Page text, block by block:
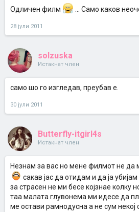
Одличен филм ... Само каков
28 јули 2011
solzuska
Истакнат член
само шо го изгледав, преубав е.
30 јули 2011
Butterfly-itgirl4s
Истакнат член
Незнам за вас но мене филмот не да
сакав јас да отидам и да ја
за страсен не ми бесе којзнае колку
таа малата глувонема ми идесе да
ме остави рамнодусна а не сум